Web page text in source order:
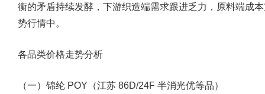
衡的矛盾持续发酵，下游织造端需求跟进乏力，原料端成
势行情中。
各品类价格走势分析
（一）锦纶 POY（江苏 86D/24F 半消光优等品）